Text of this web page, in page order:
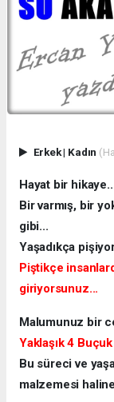
Erkek| Kadın
Hayat bir
Bir varmış, bir
gibi...
Yaşadıkça
Piştikçe
giriyorsunuz...
Malumunuz bir
Yaklaşık 4
Bu süreci ve
malzemesi